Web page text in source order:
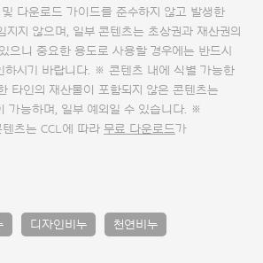
다운로드 가이드를 준수하지 않고 발생한
지지 않으며, 일부 콘텐츠는 초상권과 재산권의
으니 중요한 용도로 사용할 경우에는 반드시
하시기 바랍니다. ※ 콘텐츠 내에 식별 가능한
타인의 재산물이 포함되지 않은 콘텐츠는
가능하며, 일부 예외일 수 있습니다. ※
츠는 CCL에 따라 무료 다운로드가
디자인비누 천연비누